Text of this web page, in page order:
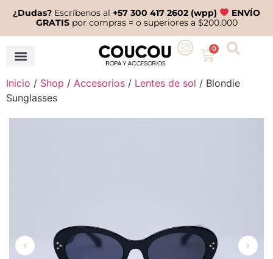
¿Dudas? Escríbenos al+57 300 417 2602 (wpp)
ENVÍO
GRATISpor compras = o superiores a $200.000
0
Inicio / Shop / Accesorios / Lentes de sol / Blondie
Sunglasses